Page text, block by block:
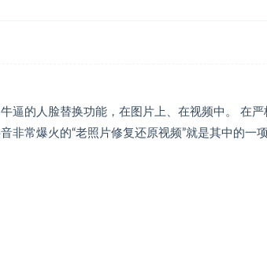
逼的人脸替换功能，在图片上、在视频中。 在严
常爆火的“老照片修复还原视频”就是其中的一